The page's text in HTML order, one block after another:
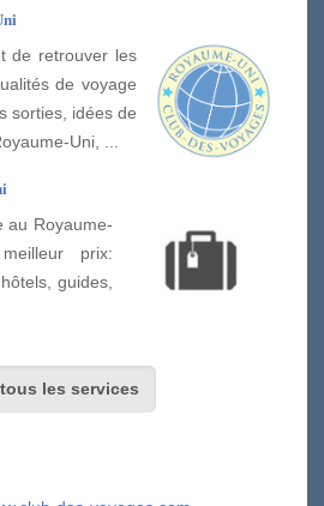
de retrouver les
de voyage
sorties, idées de
Uni, ...
au Royaume-
prix:
guides,
les services